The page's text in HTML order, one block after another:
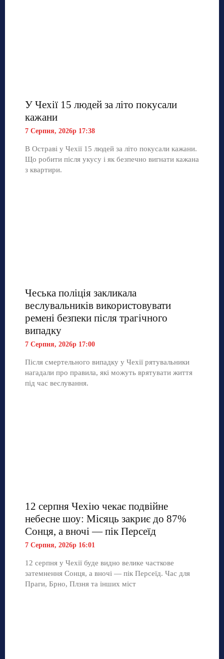
У Чехії 15 людей за літо покусали
кажани
7 Серпня, 2026р 17:38
В Остраві у Чехії 15 людей за літо покусали кажани.
Що робити після укусу і як безпечно вигнати кажана
з квартири.
Чеська поліція закликала
веслувальників використовувати
ремені безпеки після трагічного
випадку
7 Серпня, 2026р 17:00
Після смертельного випадку у Чехії рятувальники
нагадали про правила, які можуть врятувати життя
під час веслування.
12 серпня Чехію чекає подвійне
небесне шоу: Місяць закриє до 87%
Сонця, а вночі — пік Персеїд
7 Серпня, 2026р 16:01
12 серпня у Чехії буде видно велике часткове
затемнення Сонця, а вночі — пік Персеїд. Час для
Праги, Брно, Плзня та інших міст